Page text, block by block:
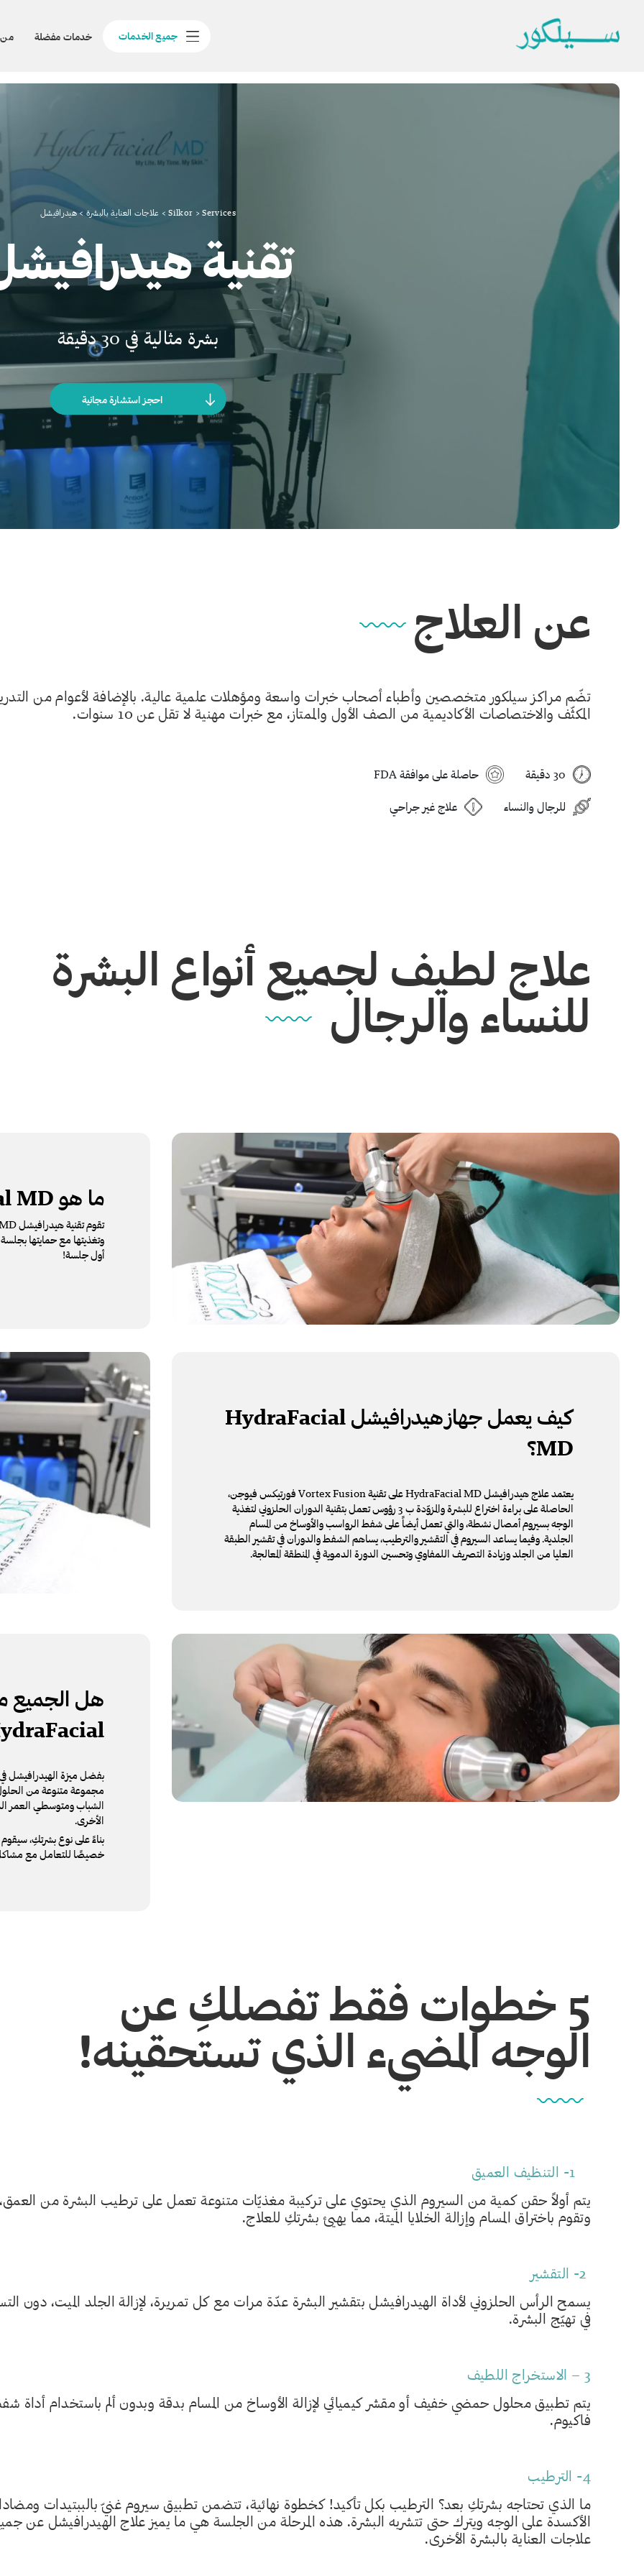
جميع الخدمات خدمات مفضلة
Silkor >Services
> علاجات العناية بالبشرة>هيدرافيشل
تقنية
بشرة مثالية في 30 دقيقة
احجز استشارة مجانية
عن العلاج
تضّم مراكز سيلكور متخصصين وأطباء أصحاب خبرات واسعة ومؤهلات علمية عالية. بالإضافة لأعوام من
المكثّف والاختصاصات الأكاديمية من الصف الأول والممتاز، مع خبرات مهنية لا تقل عن 10 سنوات.
30 دقيقة
حاصلة على موافقة FDA
للرجال والنساء
علاج غير جراحي
علاج لطيف لجميع أنواع البشرة
للنساء والرجال
ما هو
أول جلسة!
كيف يعمل جهازهيدرافيشلHydraFacial
MD؟
يعتمد علاج هيدرافيشل HydraFacial MD على تقنية Vortex Fusion فورتيكس فيوجن،
الحاصلة على براءة اختراع للبشرة والمزوّدة ب 3 رؤوس تعمل بتقنية الدوران الحلزوني لتغذية
الوجه بسيروم أمصال نشطة، والتي تعمل أيضاً على شفط الرواسب والأوساخ من المسام
الجلدية. وفيما يساعد السيروم في التقشير والترطيب، يساهم الشفط والدوران في تقشير الطبقة
العليا من الجلد وزيادة التصريف اللمفاوي وتحسين الدورة الدموية في المنطقة المعالجة.
هل الجميع
بفضل ميزة الهيدرافيشل في
مجموعة متنوعة من
الشباب ومتوسطي العمر
الأخرى.
خصيصًا للتعامل مع
5 خطوات فقط تفصلكِ عن
الوجه المضيء الذي تستحقينه!
يتم أولاً حقن كمية من السيروم الذي يحتوي على تركيبة مغذيّات متنوعة تعمل على ترطيب البشرة من
وتقوم باختراق المسام وإزالة الخلايا الميتة، مما يهيئ بشرتكِ للعلاج.
يسمح الرأس الحلزوني لأداة الهيدرافيشل بتقشير البشرة عدّة مرات مع كل تمريرة، لإزالة الجلد الميت، دون
في تهيّج البشرة.
3 – الاستخراج اللطيف
يتم تطبيق محلول حمضي خفيف أو مقشر كيميائي لإزالة الأوساخ من المسام بدقة وبدون ألم باستخدام أداة
فاكيوم.
4- الترطيب
ما الذي تحتاجه بشرتكِ بعد؟ الترطيب بكل تأكيد! كخطوة نهائية، تتضمن تطبيق سيروم غنيّ بالببتيدات
الأكسدة على الوجه ويترك حتى تتشربه البشرة. هذه المرحلة من الجلسة هي ما يميز علاج الهيدرافيشل عن
علاجات العناية بالبشرة الأخرى.